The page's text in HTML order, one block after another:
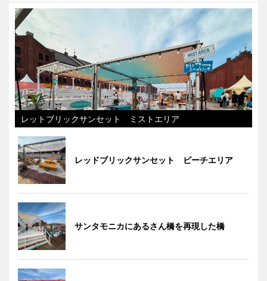
レットブリックサンセット ミストエリア
レッドブリックサンセット ビーチエリア
サンタモニカにあるさん橋を再現した橋